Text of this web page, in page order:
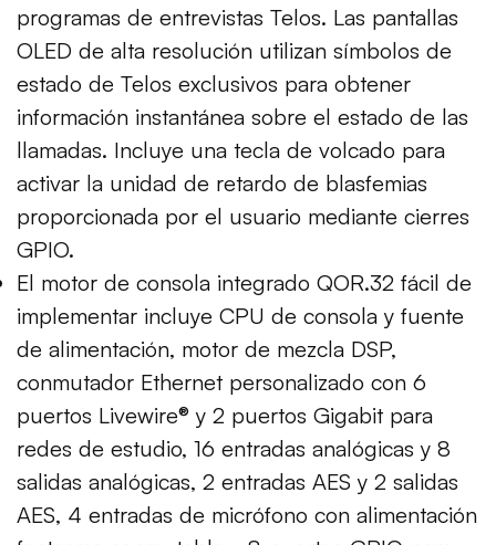
programas de entrevistas Telos. Las pantallas
OLED de alta resolución utilizan símbolos de
estado de Telos exclusivos para obtener
información instantánea sobre el estado de las
llamadas. Incluye una tecla de volcado para
activar la unidad de retardo de blasfemias
proporcionada por el usuario mediante cierres
GPIO.
El motor de consola integrado QOR.32 fácil de
implementar incluye CPU de consola y fuente
de alimentación, motor de mezcla DSP,
conmutador Ethernet personalizado con 6
puertos Livewire® y 2 puertos Gigabit para
redes de estudio, 16 entradas analógicas y 8
salidas analógicas, 2 entradas AES y 2 salidas
AES, 4 entradas de micrófono con alimentación